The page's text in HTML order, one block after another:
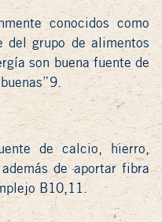
conocidos como
del grupo de alimentos
son buena fuente de
de calcio, hierro,
de aportar fibra
B10,11.